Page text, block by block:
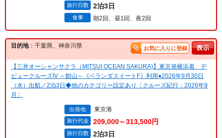
旅行日数 2泊3日
食事 朝2回、昼1回、夜2回
目的地：千葉県、神奈川県 お気に入りに登録
【三井オーシャンサクラ（MITSUI OCEAN SAKURA)】東京発横浜着 デ
ビュークルーズIV ～館山～《ベランダスイートF》利用●2026年9月30日
（水）出航／2泊3日◆他のカテゴリー設定あり〔クルーズ紀行：2026年9
月〕
出発地 東京港
旅行代金 209,000～313,500円
旅行日数 2泊3日